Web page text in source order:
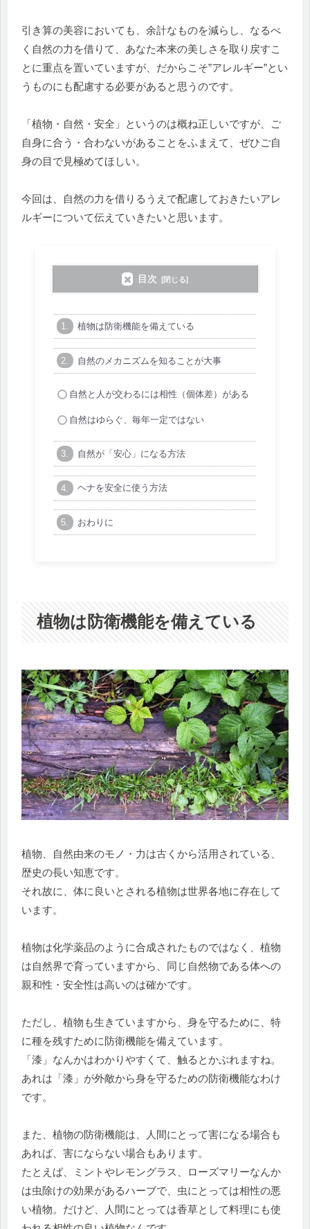
引き算の美容においても、余計なものを減らし、なるべ
く自然の力を借りて、あなた本来の美しさを取り戻すこ
とに重点を置いていますが、だからこそ”アレルギー”とい
うものにも配慮する必要があると思うのです。
「植物・自然・安全」というのは概ね正しいですが、ご
自身に合う・合わないがあることをふまえて、ぜひご自
身の目で見極めてほしい。
今回は、自然の力を借りるうえで配慮しておきたいアレ
ルギーについて伝えていきたいと思います。
目次
植物は防衛機能を備えている
自然のメカニズムを知ることが大事
自然と人が交わるには相性（個体差）がある
自然はゆらぐ、毎年一定ではない
自然が「安心」になる方法
ヘナを安全に使う方法
おわりに
植物は防衛機能を備えている
植物、自然由来のモノ・力は古くから活用されている、
歴史の長い知恵です。
それ故に、体に良いとされる植物は世界各地に存在して
います。
植物は化学薬品のように合成されたものではなく、植物
は自然界で育っていますから、同じ自然物である体への
親和性・安全性は高いのは確かです。
ただし、植物も生きていますから、身を守るために、特
に種を残すために防衛機能を備えています。
「漆」なんかはわかりやすくて、触るとかぶれますね。
あれは「漆」が外敵から身を守るための防衛機能なわけ
です。
また、植物の防衛機能は、人間にとって害になる場合も
あれば、害にならない場合もあります。
たとえば、ミントやレモングラス、ローズマリーなんか
は虫除けの効果があるハーブで、虫にとっては相性の悪
い植物。だけど、人間にとっては香草として料理にも使